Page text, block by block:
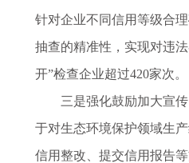
针对企业不同信用等级合
抽查的精准性，实现对违
开”检查企业超过420家次。
三是强化鼓励加大宣传
于对生态环境保护领域生
信用整改、提交信用报告